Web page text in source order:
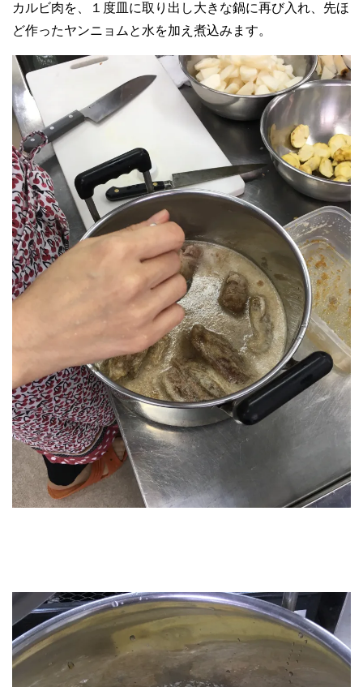
カルビ肉を、１度皿に取り出し大きな鍋に再び入れ、先ほ
ど作ったヤンニョムと水を加え煮込みます。